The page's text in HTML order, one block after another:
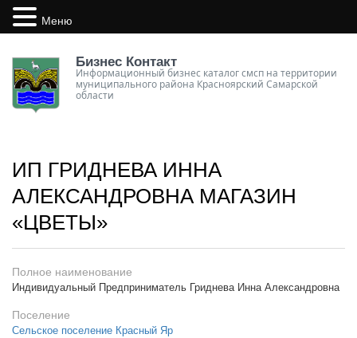
Бизнес Контакт
Информационный бизнес каталог смсп на территории
муниципального района Красноярский Самарской
области
ИП ГРИДНЕВА ИННА
АЛЕКСАНДРОВНА МАГАЗИН
«ЦВЕТЫ»
Полное наименование
Индивидуальный Предприниматель Гриднева Инна Александровна
Поселение
Сельское поселение Красный Яр
Меню